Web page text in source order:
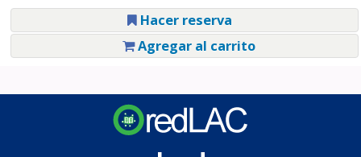
Hacer reserva
Agregar al carrito